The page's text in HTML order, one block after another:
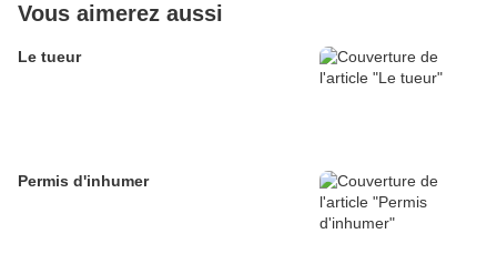
Vous aimerez aussi
Le tueur
Permis d'inhumer